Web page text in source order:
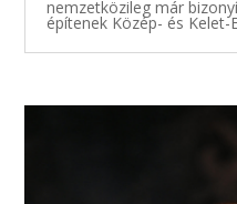
nemzetközileg már
építenek Közép- és Kelet-